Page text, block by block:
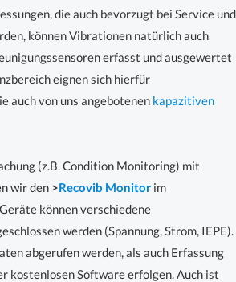
die auch bevorzugt bei Service und
können Vibrationen natürlich auch
erfasst und ausgewertet
eignen sich hierfür
auch von uns angebotenen kapazitiven
(z.B. Condition Monitoring) mit
wir den >Recovib Monitor im
können verschiedene
werden (Spannung, Strom, IEPE).
abgerufen werden, als auch Erfassung
kostenlosen Software erfolgen. Auch ist